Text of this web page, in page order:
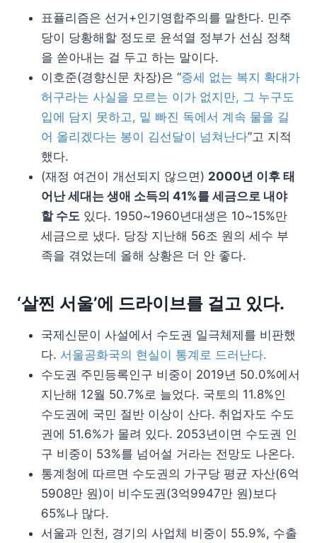
표퓰리즘은 선거+인기영합주의를 말한다. 민주
당이 당황해할 정도로 윤석열 정부가 선심 정책
을 쏟아내는 걸 두고 하는 말이다.
이호준(경향신문 차장)은 “증세 없는 복지 확대가
허구라는 사실을 모르는 이가 없지만, 그 누구도
입에 담지 못하고, 밑 빠진 독에서 계속 물을 길
어 올리겠다는 봉이 김선달이 넘쳐난다”고 지적
했다.
(재정 여건이 개선되지 않으면) 2000년 이후 태
어난 세대는 생애 소득의 41%를 세금으로 내야
할 수도 있다. 1950~1960년대생은 10~15%만
세금으로 냈다. 당장 지난해 56조 원의 세수 부
족을 겪었는데 올해 상황은 더 안 좋다.
‘살찐 서울’에 드라이브를 걸고 있다.
국제신문이 사설에서 수도권 일극체제를 비판했
다. 서울공화국의 현실이 통계로 드러난다.
수도권 주민등록인구 비중이 2019년 50.0%에서
지난해 12월 50.7%로 늘었다. 국토의 11.8%인
수도권에 국민 절반 이상이 산다. 취업자도 수도
권에 51.6%가 몰려 있다. 2053년이면 수도권 인
구 비중이 53%를 넘어설 거라는 전망도 나온다.
통계청에 따르면 수도권의 가구당 평균 자산(6억
5908만 원)이 비수도권(3억9947만 원)보다
65%나 많다.
서울과 인천, 경기의 사업체 비중이 55.9%, 수출